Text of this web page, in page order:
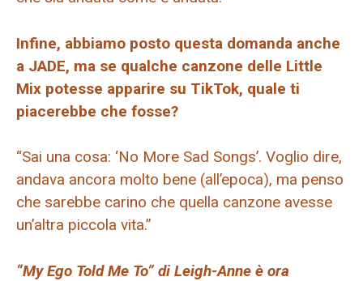
Infine, abbiamo posto questa domanda anche
a JADE, ma se qualche canzone delle Little
Mix potesse apparire su TikTok, quale ti
piacerebbe che fosse?
“Sai una cosa: ‘No More Sad Songs’. Voglio dire,
andava ancora molto bene (all’epoca), ma penso
che sarebbe carino che quella canzone avesse
un’altra piccola vita.”
“My Ego Told Me To” di Leigh-Anne è ora